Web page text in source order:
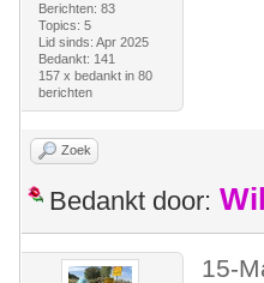
Berichten: 83
Topics: 5
Lid sinds: Apr 2025
Bedankt: 141
157 x bedankt in 80
berichten
Zoek
Bedankt door:
15-